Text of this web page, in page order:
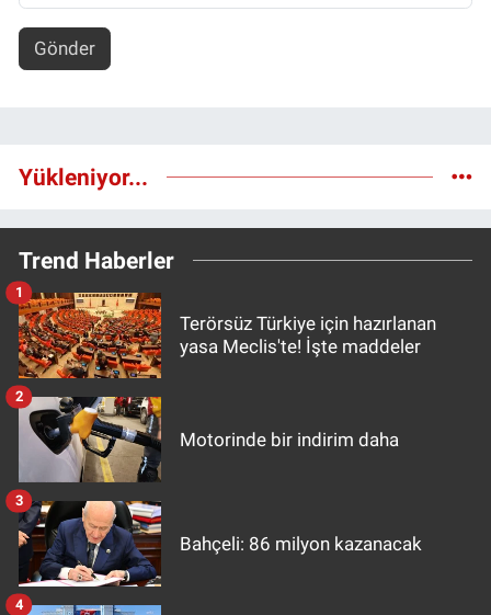
Gönder
Yükleniyor...
Trend Haberler
Terörsüz Türkiye için hazırlanan
yasa Meclis'te! İşte maddeler
1
Motorinde bir indirim daha
2
Bahçeli: 86 milyon kazanacak
3
4